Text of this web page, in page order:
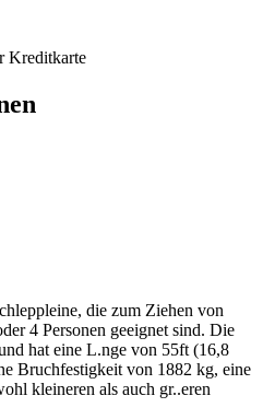
Kreditkarte
die zum Ziehen von
4 Personen geeignet sind. Die
hat eine L.nge von 55ft (16,8
Bruchfestigkeit von 1882 kg, eine
kleineren als auch gr..eren